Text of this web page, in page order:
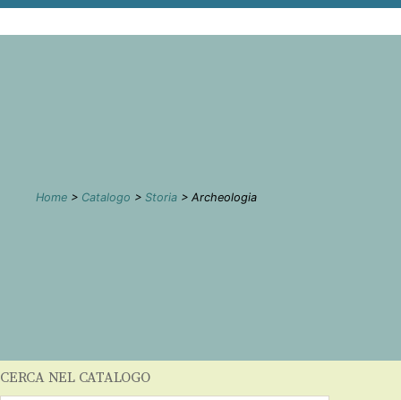
Home > Catalogo > Storia > Archeologia
CERCA NEL CATALOGO